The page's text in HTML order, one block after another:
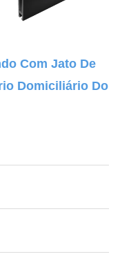
Com Jato De
Domiciliário Do